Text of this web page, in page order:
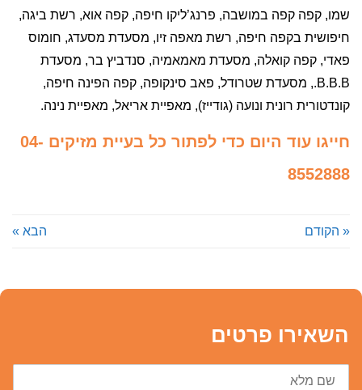
שמו, קפה קפה במושבה, פרנג’ליקו חיפה, קפה אוא, רשת ביגה,
חיפושית בקפה חיפה, רשת מאפה זיו, מסעדת מסעדג, חומוס
פאדי, קפה קואלה, מסעדת מאמאמיה, סנדביץ בר, מסעדת
B.B.B., מסעדת שטרודל, פאב סינקופה, קפה הפינה חיפה,
קונדטורית רונית ונועה (גודייז), מאפיית אריאל, מאפיית נינה.
חייגו עוד היום כדי לפתור כל בעיית מזיקים 04-
8552888
« הקודם הבא »
השאירו פרטים
שם
מלא